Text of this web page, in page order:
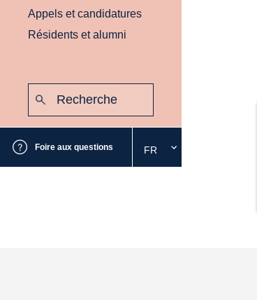
Appels et candidatures
Résidents et alumni
Foire aux questions
Sélectionnez
la
FR